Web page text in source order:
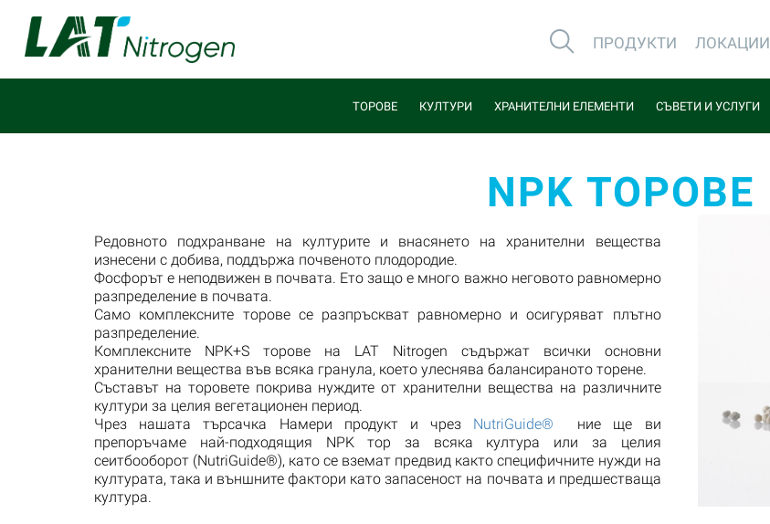
ПРОДУКТИ ЛОКАЦИИ
ТОРОВЕ КУЛТУРИ ХРАНИТЕЛНИ ЕЛЕМЕНТИ СЪВЕТИ И УСЛУГИ
NPK ТОРОВЕ
Редовното подхранване на културите и внасянето на хранителни вещества
изнесени с добива, поддържа почвеното плодородие.
Фосфорът е неподвижен в почвата. Ето защо е много важно неговото равномерно
разпределение в почвата.
Само комплексните торове се разпръскват равномерно и осигуряват плътно
разпределение.
Комплексните NPK+S торове на LAT Nitrogen съдържат всички основни
хранителни вещества във всяка гранула, което улеснява балансираното торене.
Съставът на торовете покрива нуждите от хранителни вещества на различните
култури за целия вегетационен период.
Чрез нашата търсачка Намери продукт и чрез NutriGuide® ние ще ви
препоръчаме най-подходящия NPK тор за всяка култура или за целия
сеитбооборот (NutriGuide®), като се вземат предвид както специфичните нужди на
културата, така и външните фактори като запасеност на почвата и предшестваща
култура.